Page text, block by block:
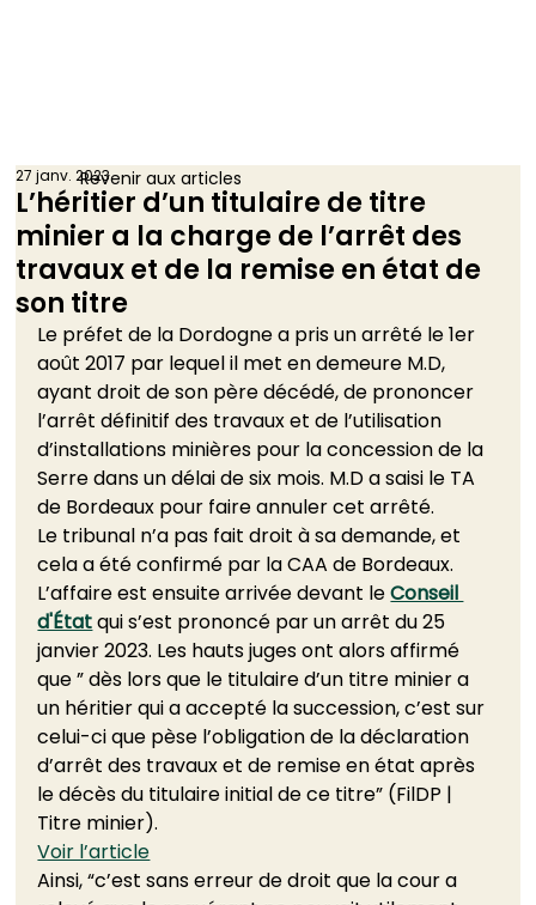
L’héritier d’un titulaire de titre
minier a la charge de l’arrêt des
travaux et de la remise en état de
son titre
27 janv. 2023
Le préfet de la Dordogne a pris un arrêté le 1er
août 2017 par lequel il met en demeure M.D,
ayant droit de son père décédé, de prononcer
l’arrêt définitif des travaux et de l’utilisation
d’installations minières pour la concession de la
Serre dans un délai de six mois. M.D a saisi le TA
de Bordeaux pour faire annuler cet arrêté.
Le tribunal n’a pas fait droit à sa demande, et
cela a été confirmé par la CAA de Bordeaux.
L’affaire est ensuite arrivée devant le Conseil
d'État qui s’est prononcé par un arrêt du 25
janvier 2023. Les hauts juges ont alors affirmé
que ” dès lors que le titulaire d’un titre minier a
un héritier qui a accepté la succession, c’est sur
celui-ci que pèse l’obligation de la déclaration
d’arrêt des travaux et de remise en état après
le décès du titulaire initial de ce titre” (FilDP |
Titre minier).
Voir l’article
Ainsi, “c’est sans erreur de droit que la cour a
Revenir aux articles